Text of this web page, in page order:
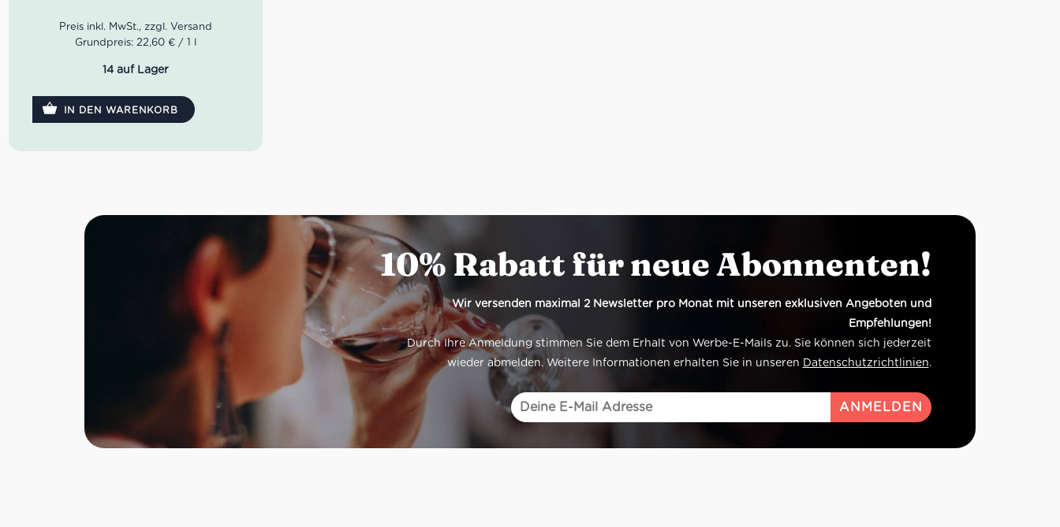
Leoncorno Teroldego Superiore Riserva
von Endrezzi hat mit seiner dunklen,
Ausstrahlung. In der Nase spielen die
Schokolade harmonisch auf. Am Gaumen
körperreich, geschmeidig, fruchtig sowie
geschmeidig, fruchtig
Idealer Versandkarton: 21 Flaschen
Grundpreis: 22,60 € / 1 l
14 auf Lager
IN DEN WARENKORB
10% Rabatt für neue Abonnenten!
Wir versenden maximal 2 Newsletter pro Monat mit unseren exklusiven Angeboten und
Empfehlungen!
Durch Ihre Anmeldung stimmen Sie dem Erhalt von Werbe-E-Mails zu. Sie können sich jederzeit
wieder abmelden. Weitere Informationen erhalten Sie in unseren Datenschutzrichtlinien.